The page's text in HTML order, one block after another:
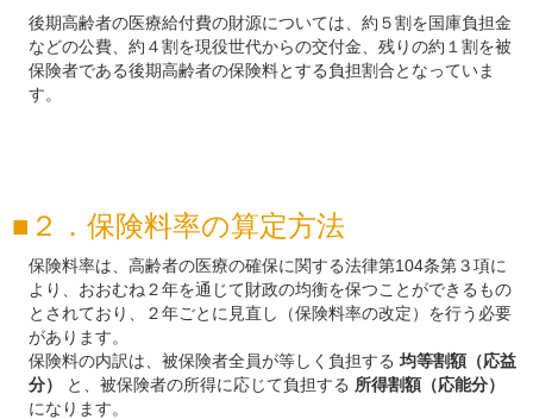
後期高齢者の医療給付費の財源については、約５割を国庫負担金
などの公費、約４割を現役世代からの交付金、残りの約１割を被
保険者である後期高齢者の保険料とする負担割合となっていま
す。
２．保険料率の算定方法
保険料率は、高齢者の医療の確保に関する法律第104条第３項に
より、おおむね２年を通じて財政の均衡を保つことができるもの
とされており、２年ごとに見直し（保険料率の改定）を行う必要
があります。
保険料の内訳は、被保険者全員が等しく負担する 均等割額（応益
分）
と、被保険者の所得に応じて負担する 所得割額（応能分）
になります。